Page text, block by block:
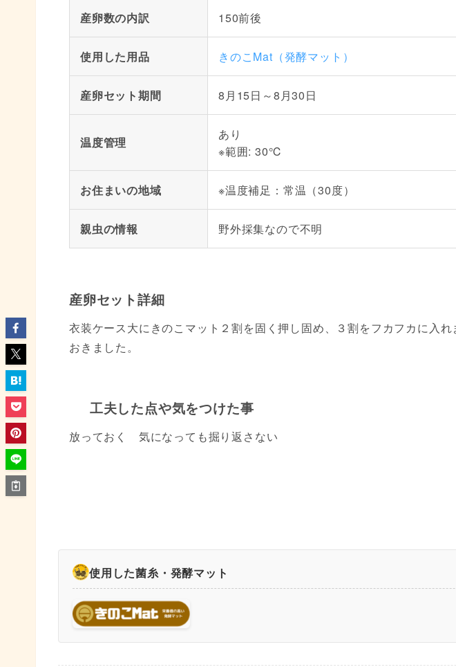
産卵数の内訳 150前後
使用した用品 きのこMat（発酵マット）
産卵セット期間 8月15日～8月30日
温度管理
あり
※範囲: 30℃
お住まいの地域 ※温度補足：常温（30度）
親虫の情報 野外採集なので不明
産卵セット詳細
衣装ケース大にきのこマット２割を固く押し固め、３割をフカフカに入
おきました。
工夫した点や気をつけた事
放っておく 気になっても掘り返さない
使用した菌糸・発酵マット